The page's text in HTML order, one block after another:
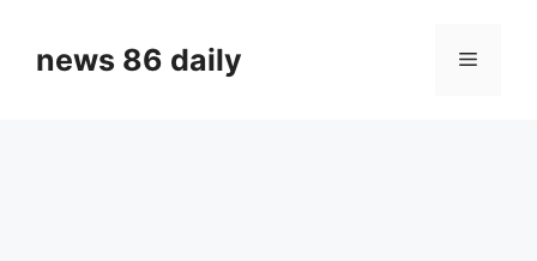
contentnews 86 daily Menu